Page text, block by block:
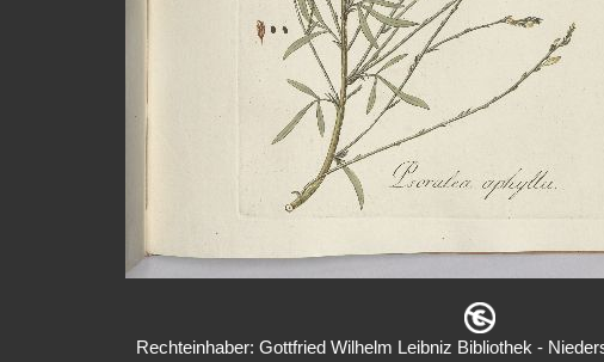
Rechteinhaber: Gottfried Wilhelm Leibniz Bibliothek -